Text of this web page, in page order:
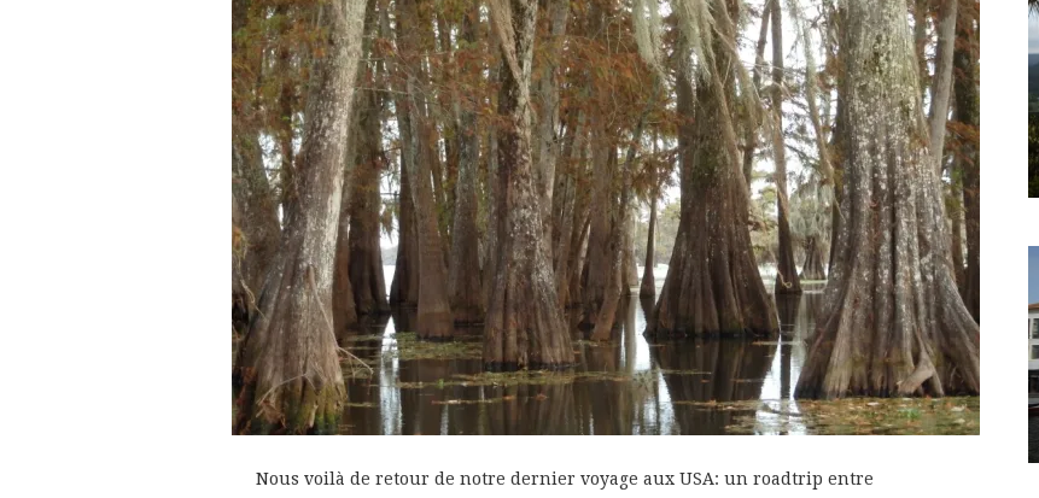
Nous voilà de retour de notre dernier voyage aux USA: un roadtrip entre